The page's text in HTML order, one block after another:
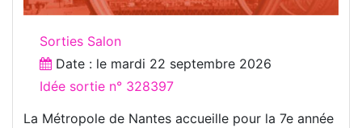
Sorties Salon
Date : le mardi 22 septembre 2026
Idée sortie n° 328397
La Métropole de Nantes accueille pour la 7e année